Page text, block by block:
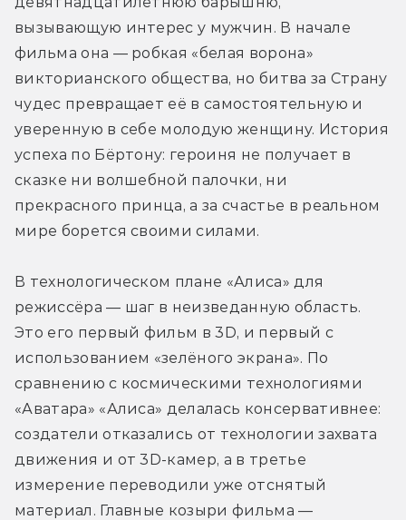
вызывающую интерес у мужчин. В начале
фильма она — робкая «белая ворона»
викторианского общества, но битва за Страну
чудес превращает её в самостоятельную и
уверенную в себе молодую женщину. История
успеха по Бёртону: героиня не получает в
сказке ни волшебной палочки, ни
прекрасного принца, а за счастье в реальном
мире борется своими силами.
В технологическом плане «Алиса» для
режиссёра — шаг в неизведанную область.
Это его первый фильм в 3D, и первый с
использованием «зелёного экрана». По
сравнению с космическими технологиями
«Аватара» «Алиса» делалась консервативнее:
создатели отказались от технологии захвата
движения и от 3D-камер, а в третье
измерение переводили уже отснятый
материал. Главные козыри фильма —